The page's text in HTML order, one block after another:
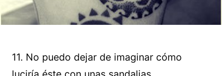
11. No puedo dejar de imaginar cómo